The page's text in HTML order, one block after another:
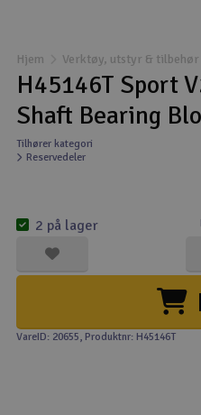
Droner
Droner for FPV
Fly
Helikopter
Kamerautstyr
Modellbygging,
Modelljernbane
Hjem Verktøy, utstyr & tilbehør
H45146T Sport
Shaft Bearing
Tilhører kategori
Reservedeler
2 på lager
VareID: 20655, Produktnr: H45146T